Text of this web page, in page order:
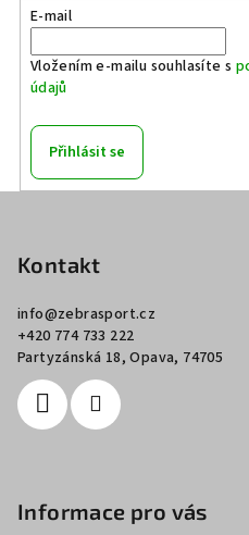
E-mail
Vložením e-mailu souhlasíte s
údajů
Přihlásit se
Kontakt
info@zebrasport.cz
+420 774 733 222
Partyzánská 18, Opava, 74705
Informace pro vás